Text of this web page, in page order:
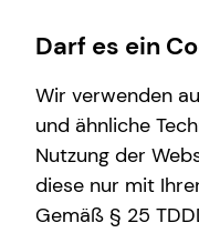
Wissenswertes
Über mich
Finanzberatung
Investment
Service
Kundenportal
Darf es ein
Wir verwenden
und ähnliche
Nutzung der
diese nur mit
Gemäß § 25